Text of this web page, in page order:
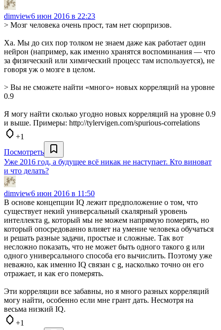
dimview6 июн 2016 в 22:23
> Мозг человека очень прост, там нет сюрпризов.
Ха. Мы до сих пор толком не знаем даже как работает один
нейрон (например, как именно хранятся воспоминания — что
за физический или химический процесс там используется), не
говоря уж о мозге в целом.
> Вы не сможете найти «много» новых корреляций на уровне
0.9
Я могу найти сколько угодно новых корреляций на уровне 0.9
и выше. Примеры: http://tylervigen.com/spurious-correlations
+1
Посмотреть
Уже 2016 год, а будущее всё никак не наступает. Кто виноват
и что делать?
dimview6 июн 2016 в 11:50
В основе концепции IQ лежит предположение о том, что
существует некий универсальный скалярный уровень
интеллекта g, который мы не можем напрямую померять, но
который опосредованно влияет на умение человека обучаться
и решать разные задачи, простые и сложные. Так вот
несложно показать, что не может быть одного такого g или
одного универсального способа его вычислить. Поэтому уже
неважно, как именно IQ связан с g, насколько точно он его
отражает, и как его померять.
Эти корреляции все забавны, но я много разных корреляций
могу найти, особенно если мне грант дать. Несмотря на
весьма низкий IQ.
+1